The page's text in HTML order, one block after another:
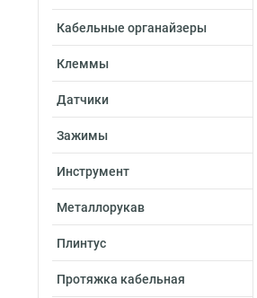
Кабельные органайзеры
Клеммы
Датчики
Зажимы
Инструмент
Металлорукав
Плинтус
Протяжка кабельная